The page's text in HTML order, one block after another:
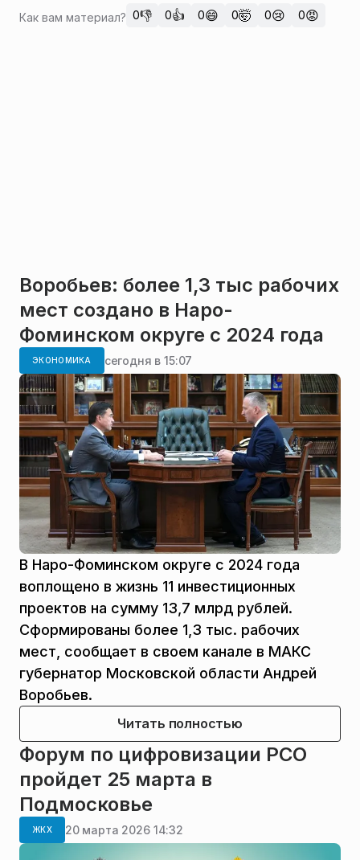
Как вам материал? 0👎 0👍 0😄 0🤯 0😢 0😡
Воробьев: более 1,3 тыс рабочих
мест создано в Наро-
Фоминском округе с 2024 года
ЭКОНОМИКА сегодня в 15:07
В Наро-Фоминском округе с 2024 года
воплощено в жизнь 11 инвестиционных
проектов на сумму 13,7 млрд рублей.
Сформированы более 1,3 тыс. рабочих
мест, сообщает в своем канале в МАКС
губернатор Московской области Андрей
Воробьев.
Читать полностью
Форум по цифровизации РСО
пройдет 25 марта в
Подмосковье
ЖКХ 20 марта 2026 14:32